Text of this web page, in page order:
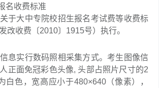
名收费标准
于大中专院校招生报名考试费等收费标
改收费〔2010〕1915号）执行。
信息实行数码照相采集方式。考生图像信
正面免冠彩色头像, 头部占照片尺寸的2
白色，宽高应小于480×640（像素），